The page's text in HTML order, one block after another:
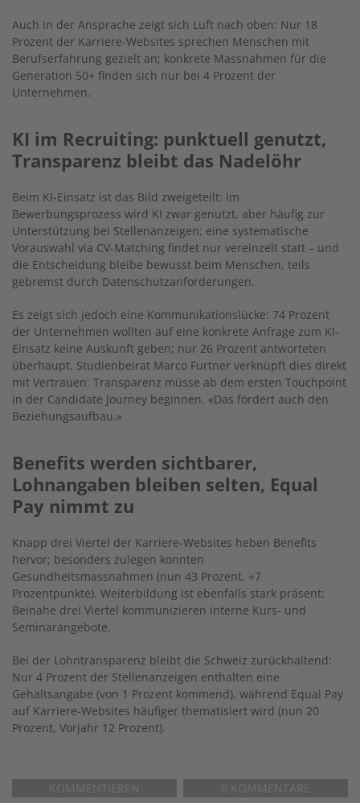
Auch in der Ansprache zeigt sich Luft nach oben: Nur 18
Prozent der Karriere-Websites sprechen Menschen mit
Berufserfahrung gezielt an; konkrete Massnahmen für die
Generation 50+ finden sich nur bei 4 Prozent der
Unternehmen.
KI im Recruiting: punktuell genutzt,
Transparenz bleibt das Nadelöhr
Beim KI-Einsatz ist das Bild zweigeteilt: Im
Bewerbungsprozess wird KI zwar genutzt, aber häufig zur
Unterstützung bei Stellenanzeigen; eine systematische
Vorauswahl via CV-Matching findet nur vereinzelt statt – und
die Entscheidung bleibe bewusst beim Menschen, teils
gebremst durch Datenschutzanforderungen.
Es zeigt sich jedoch eine Kommunikationslücke: 74 Prozent
der Unternehmen wollten auf eine konkrete Anfrage zum KI-
Einsatz keine Auskunft geben; nur 26 Prozent antworteten
überhaupt. Studienbeirat Marco Furtner verknüpft dies direkt
mit Vertrauen: Transparenz müsse ab dem ersten Touchpoint
in der Candidate Journey beginnen. «Das fördert auch den
Beziehungsaufbau.»
Benefits werden sichtbarer,
Lohnangaben bleiben selten, Equal
Pay nimmt zu
Knapp drei Viertel der Karriere-Websites heben Benefits
hervor; besonders zulegen konnten
Gesundheitsmassnahmen (nun 43 Prozent, +7
Prozentpunkte). Weiterbildung ist ebenfalls stark präsent:
Beinahe drei Viertel kommunizieren interne Kurs- und
Seminarangebote.
Bei der Lohntransparenz bleibt die Schweiz zurückhaltend:
Nur 4 Prozent der Stellenanzeigen enthalten eine
Gehaltsangabe (von 1 Prozent kommend), während Equal Pay
auf Karriere-Websites häufiger thematisiert wird (nun 20
Prozent, Vorjahr 12 Prozent).
KOMMENTIEREN
0 KOMMENTARE